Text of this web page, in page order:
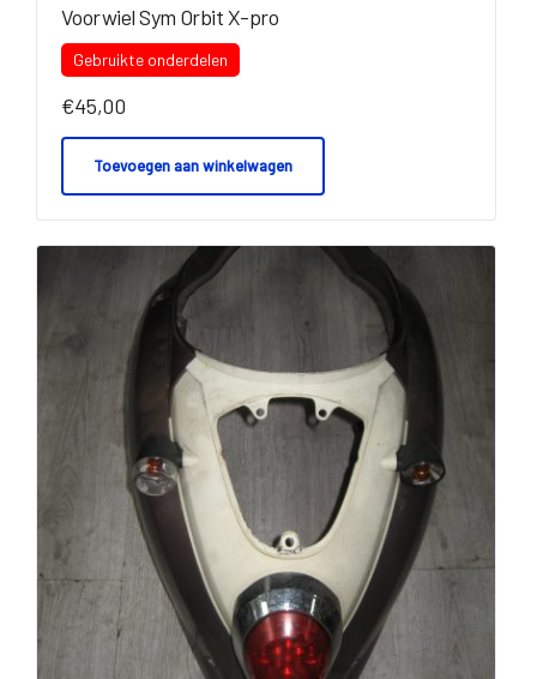
Voorwiel Sym Orbit X-pro
Gebruikte onderdelen
€45,00
Toevoegen aan winkelwagen